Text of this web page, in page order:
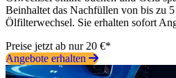
Beinhaltet das Nachfüllen von bis zu
Ölfilterwechsel. Sie erhalten sofort
Preise jetzt ab nur 20 €*
Angebote erhalten